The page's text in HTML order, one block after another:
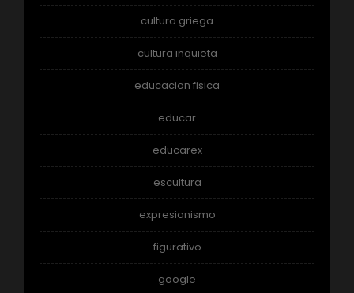
cultura griega
cultura inquieta
educacion fisica
educar
educarex
escultura
expresionismo
figurativo
google